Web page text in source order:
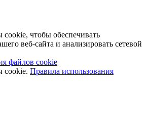
чтобы обеспечивать
веб-сайта и анализировать сетевой
файлов cookie
cookie. Правила использования